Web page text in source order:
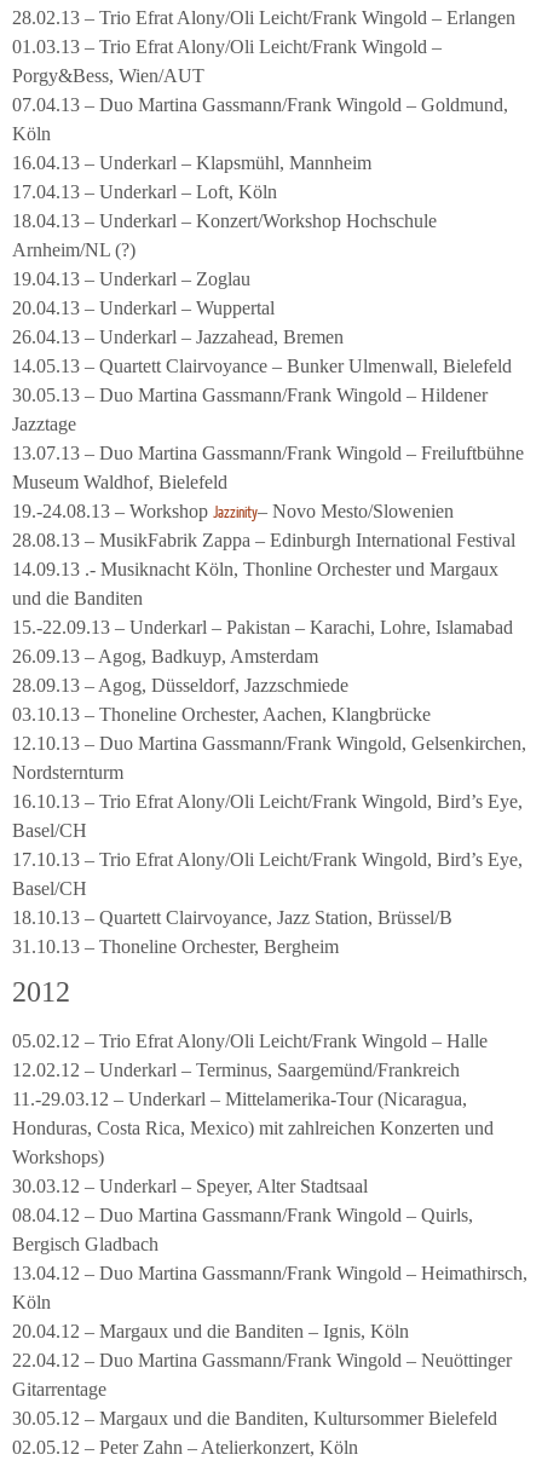
28.02.13 – Trio Efrat Alony/Oli Leicht/Frank Wingold – Erlangen
01.03.13 – Trio Efrat Alony/Oli Leicht/Frank Wingold –
Porgy&Bess, Wien/AUT
07.04.13 – Duo Martina Gassmann/Frank Wingold – Goldmund,
Köln
16.04.13 – Underkarl – Klapsmühl, Mannheim
17.04.13 – Underkarl – Loft, Köln
18.04.13 – Underkarl – Konzert/Workshop Hochschule
Arnheim/NL (?)
19.04.13 – Underkarl – Zoglau
20.04.13 – Underkarl – Wuppertal
26.04.13 – Underkarl – Jazzahead, Bremen
14.05.13 – Quartett Clairvoyance – Bunker Ulmenwall, Bielefeld
30.05.13 – Duo Martina Gassmann/Frank Wingold – Hildener
Jazztage
13.07.13 – Duo Martina Gassmann/Frank Wingold – Freiluftbühne
Museum Waldhof, Bielefeld
19.-24.08.13 – Workshop Jazzinity– Novo Mesto/Slowenien
28.08.13 – MusikFabrik Zappa – Edinburgh International Festival
14.09.13 .- Musiknacht Köln, Thonline Orchester und Margaux
und die Banditen
15.-22.09.13 – Underkarl – Pakistan – Karachi, Lohre, Islamabad
26.09.13 – Agog, Badkuyp, Amsterdam
28.09.13 – Agog, Düsseldorf, Jazzschmiede
03.10.13 – Thoneline Orchester, Aachen, Klangbrücke
12.10.13 – Duo Martina Gassmann/Frank Wingold, Gelsenkirchen,
Nordsternturm
16.10.13 – Trio Efrat Alony/Oli Leicht/Frank Wingold, Bird’s Eye,
Basel/CH
17.10.13 – Trio Efrat Alony/Oli Leicht/Frank Wingold, Bird’s Eye,
Basel/CH
18.10.13 – Quartett Clairvoyance, Jazz Station, Brüssel/B
31.10.13 – Thoneline Orchester, Bergheim
2012
05.02.12 – Trio Efrat Alony/Oli Leicht/Frank Wingold – Halle
12.02.12 – Underkarl – Terminus, Saargemünd/Frankreich
11.-29.03.12 – Underkarl – Mittelamerika-Tour (Nicaragua,
Honduras, Costa Rica, Mexico) mit zahlreichen Konzerten und
Workshops)
30.03.12 – Underkarl – Speyer, Alter Stadtsaal
08.04.12 – Duo Martina Gassmann/Frank Wingold – Quirls,
Bergisch Gladbach
13.04.12 – Duo Martina Gassmann/Frank Wingold – Heimathirsch,
Köln
20.04.12 – Margaux und die Banditen – Ignis, Köln
22.04.12 – Duo Martina Gassmann/Frank Wingold – Neuöttinger
Gitarrentage
30.05.12 – Margaux und die Banditen, Kultursommer Bielefeld
02.05.12 – Peter Zahn – Atelierkonzert, Köln